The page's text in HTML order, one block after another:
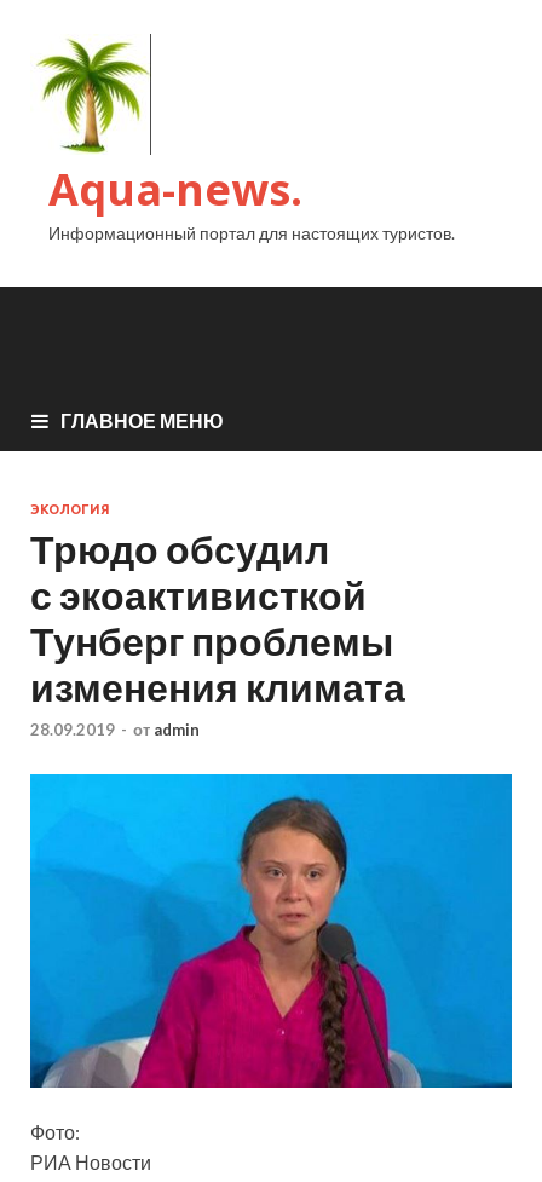
Aqua-news.
Информационный портал для настоящих туристов.
ГЛАВНОЕ МЕНЮ
ЭКОЛОГИЯ
Трюдо обсудил
с экоактивисткой
Тунберг проблемы
изменения климата
28.09.2019 - от admin
Фото:
РИА Новости